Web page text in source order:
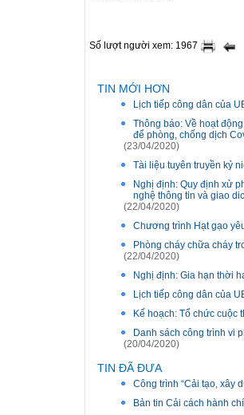
Số lượt người xem: 1967
TIN MỚI HƠN
Lịch tiếp công dân của
Thông báo: Về hoạt
để phòng, chống dịch
(23/04/2020)
Tài liệu tuyên truyền kỷ
Nghị định: Quy định xử
nghệ thông tin và giao
(22/04/2020)
Chương trình Hạt gạo
Phòng cháy chữa cháy
(22/04/2020)
Nghị định: Gia hạn thời
Lịch tiếp công dân của
Kế hoạch: Tổ chức cuộc
Danh sách công trình vi
(20/04/2020)
TIN ĐÃ ĐƯA
Công trình “Cải tạo, xây
Bản tin Cải cách hành